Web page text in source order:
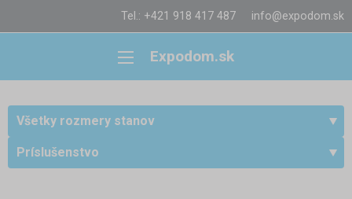
Tel.: +421 918 417 487 info@expodom.sk
Expodom.sk
Všetky rozmery stanov
Príslušenstvo